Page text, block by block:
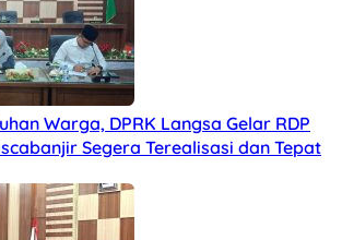
Warga, DPRK Langsa Gelar RDP
Segera Terealisasi dan Tepat